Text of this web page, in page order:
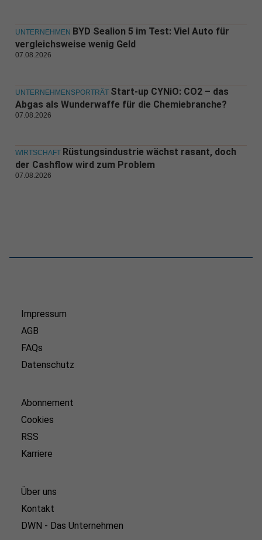
UNTERNEHMEN BYD Sealion 5 im Test: Viel Auto für
vergleichsweise wenig Geld
07.08.2026
UNTERNEHMENSPORTRÄT Start-up CYNiO: CO2 – das
Abgas als Wunderwaffe für die Chemiebranche?
07.08.2026
WIRTSCHAFT Rüstungsindustrie wächst rasant, doch
der Cashflow wird zum Problem
07.08.2026
Impressum
AGB
FAQs
Datenschutz
Abonnement
Cookies
RSS
Karriere
Über uns
Kontakt
DWN - Das Unternehmen